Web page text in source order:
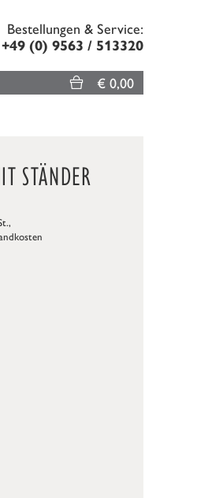
Bestellungen & Service:
+49 (0) 9563 / 513320
€ 0,00
STÄNDER